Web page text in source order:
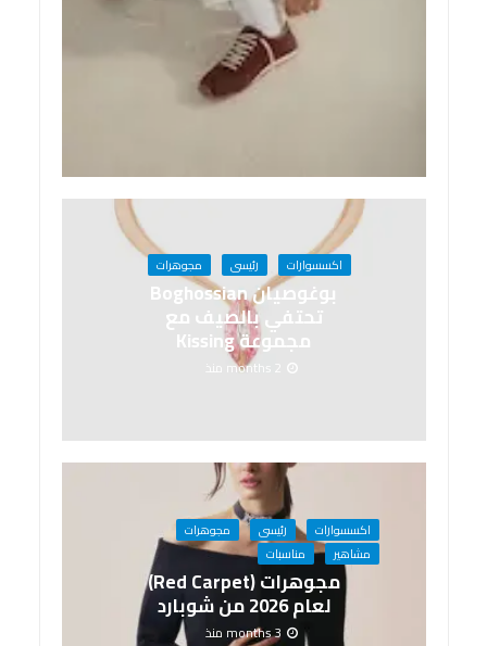
اكسسوارات رئيسى مجوهرات
بوغوصيان Boghossian
تحتفي بالصيف مع
مجموعة Kissing
2 months منذ
اكسسوارات رئيسى
مجوهرات
مشاهير
مناسبات
مجوهرات (Red Carpet)
لعام 2026 من شوبارد
3 months منذ